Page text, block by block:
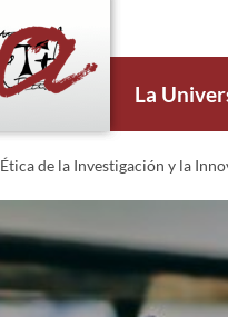
La
Ética de la Investigación y la